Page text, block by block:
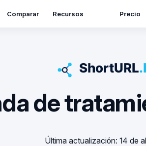
Comparar Recursos Precio
de
Última actualización: 14 de